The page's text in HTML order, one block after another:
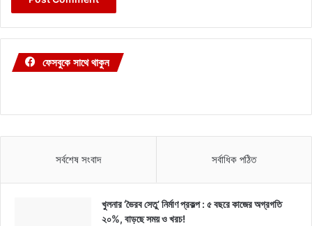
ফেসবুকে সাথে থাকুন
সর্বশেষ সংবাদ সর্বাধিক পঠিত
খুলনার ‘ভৈরব সেতু’ নির্মাণ প্রকল্প : ৫ বছরে কাজের অগ্রগতি
২০%, বাড়ছে সময় ও খরচ!